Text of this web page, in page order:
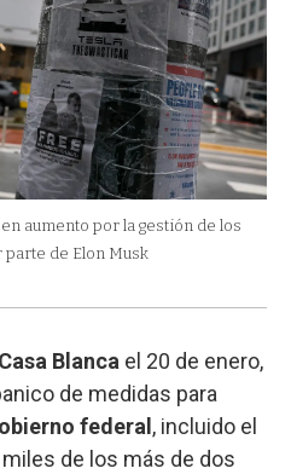
aumento por la gestión de los
de Elon Musk
Casa Blanca el 20 de enero,
de medidas para
federal , incluido el
de los más de dos